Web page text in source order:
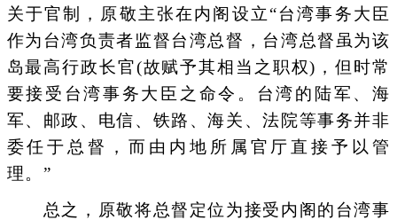
关于官制，原敬主张在内阁设立“台湾事务大臣
作为台湾负责者监督台湾总督，台湾总督虽为该
岛最高行政长官(故赋予其相当之职权)，但时常
要接受台湾事务大臣之命令。台湾的陆军、海
军、邮政、电信、铁路、海关、法院等事务并非
委任于总督，而由内地所属官厅直接予以管
理。”
总之，原敬将总督定位为接受内阁的台湾事